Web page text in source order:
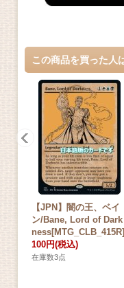
この商品を買った人
【JPN】闇の王、ベイ
ン/Bane, Lord of Dark
ness[MTG_CLB_415R]
100円(税込)
在庫数3点